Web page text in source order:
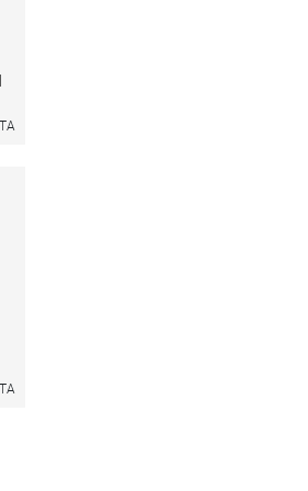
Alva, junto al alcalde del Rímac,
de restauración de la antigua
siglo XVIII durante el gobierno del
patrimonio de la humanidad.
casona virreinal se iniciarán en
estarán a disposición de todos los